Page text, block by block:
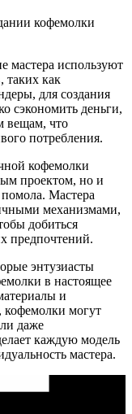
кофемолки
мастера используют
таких как
для создания
сэкономить деньги,
вещам, что
потребления.
кофемолки
проектом, но и
Мастера
механизмами,
добиться
предпочтений.
энтузиасты
в настоящее
и
кофемолки могут
даже
каждую модель
мастера.